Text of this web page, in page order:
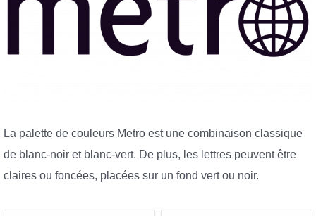
La palette de couleurs Metro est une combinaison classique
de blanc-noir et blanc-vert. De plus, les lettres peuvent être
claires ou foncées, placées sur un fond vert ou noir.